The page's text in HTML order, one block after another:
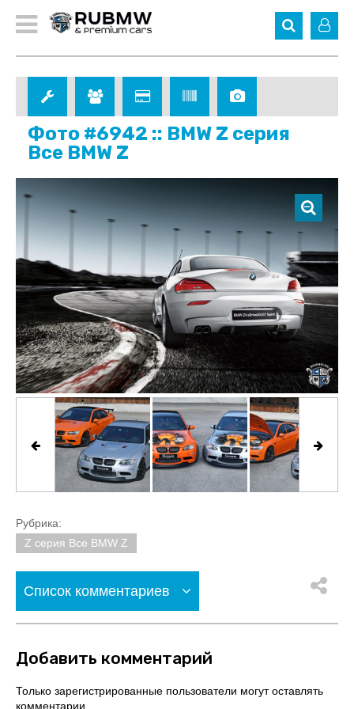
Фото #6942 :: BMW Z серия
Все BMW Z
Рубрика:
Z серия Все BMW Z
Список комментариев
Добавить комментарий
Только зарегистрированные пользователи могут оставлять
комментарии.